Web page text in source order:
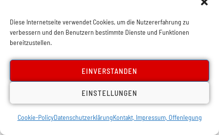
Diese Internetseite verwendet Cookies, um die Nutzererfahrung zu
verbessern und den Benutzern bestimmte Dienste und Funktionen
bereitzustellen.
EINVERSTANDEN
EINSTELLUNGEN
Cookie-PolicyDatenschutzerklärungKontakt, Impressum, Offenlegung
Verrichtungen hat die Menschenhand jenen hohen Grad
von Vollkommenheit erhalten, auf dem sie Raffaelsche
Gemälde, Thorvaldsensche Statuen, Paganinische
allein. Sie war nur ein einzelnes Glied eines ganzen,
höchst zusammengesetzten Organismus. Und was der
Hand zugute kam, kam auch dem ganzen Körper
zugute, in dessen Dienst sie arbeitete…“ (Friedrich